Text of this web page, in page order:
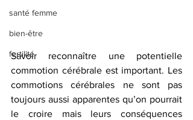
santé femme
bien-être
fertilité
Savoir reconnaître une potentielle
commotion cérébrale est important. Les
commotions cérébrales ne sont pas
toujours aussi apparentes qu’on pourrait
le croire mais leurs conséquences